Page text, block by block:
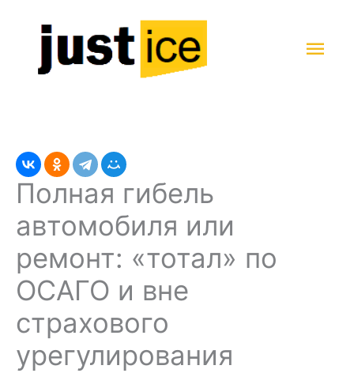
содержимому
Полная гибель
автомобиля или
ремонт: «тотал» по
ОСАГО и вне
страхового
урегулирования